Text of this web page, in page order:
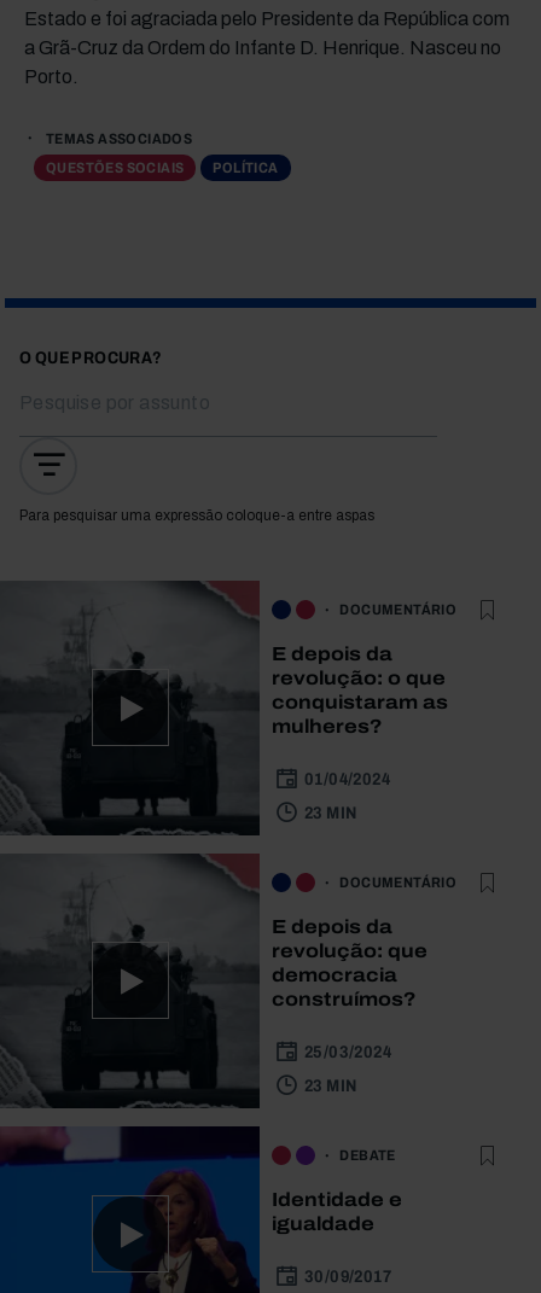
Estado e foi agraciada pelo Presidente da República com
a Grã-Cruz da Ordem do Infante D. Henrique. Nasceu no
Porto.
TEMAS ASSOCIADOS
QUESTÕES SOCIAIS
POLÍTICA
O QUE PROCURA?
Para pesquisar uma expressão coloque-a entre aspas
DOCUMENTÁRIO
E depois da
revolução: o que
conquistaram as
mulheres?
01/04/2024
23 MIN
DOCUMENTÁRIO
E depois da
revolução: que
democracia
construímos?
25/03/2024
23 MIN
DEBATE
Identidade e
igualdade
30/09/2017